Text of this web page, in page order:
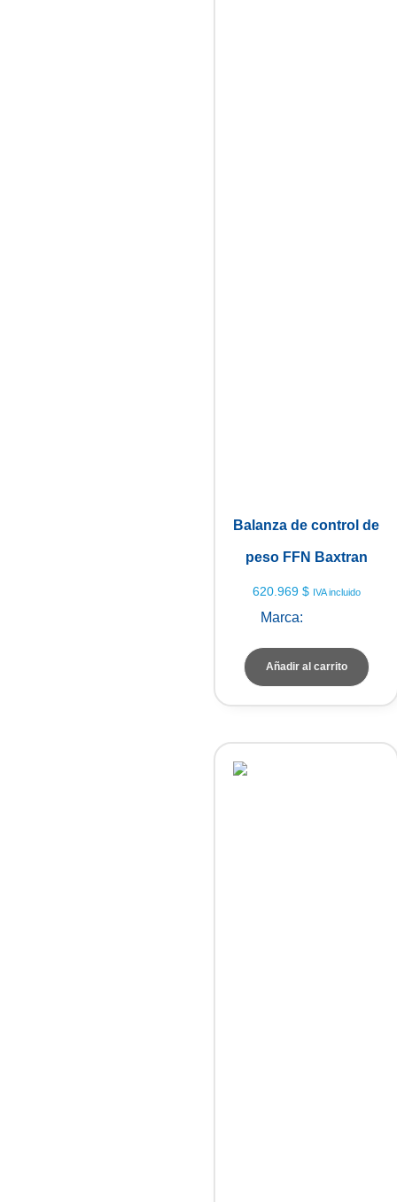
Balanza de control de
peso FFN Baxtran
620.969 $ IVA incluido
Marca:
Añadir al carrito